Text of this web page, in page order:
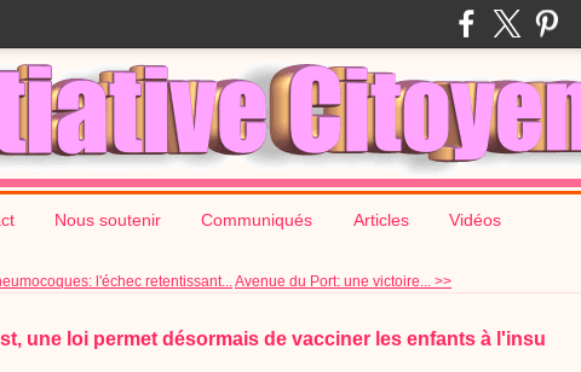
Nous soutenir Communiqués Articles Vidéos
l'échec retentissant...Avenue du Port: une victoire... >>
une loi permet désormais de vacciner les enfants à l'insu